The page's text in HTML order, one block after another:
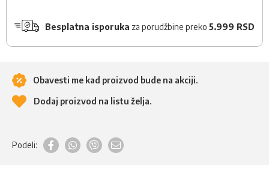
Besplatna isporuka za porudžbine preko 5.999 RSD
Obavesti me kad proizvod bude na akciji.
Dodaj proizvod na listu želja.
Podeli: